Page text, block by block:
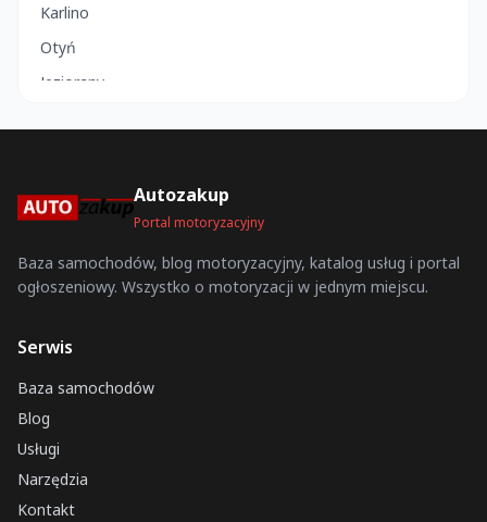
Karlino
Otyń
Jeziorany
Ząbkowice Śląskie
Sępopol
Łabiszyn
Wolbrom
Narol
Międzyrzecz
Pruszcz Gdański
Golczewo
Autozakup
Portal motoryzacyjny
Baza samochodów, blog motoryzacyjny, katalog usług i portal
ogłoszeniowy. Wszystko o motoryzacji w jednym miejscu.
Serwis
Baza samochodów
Blog
Usługi
Narzędzia
Kontakt